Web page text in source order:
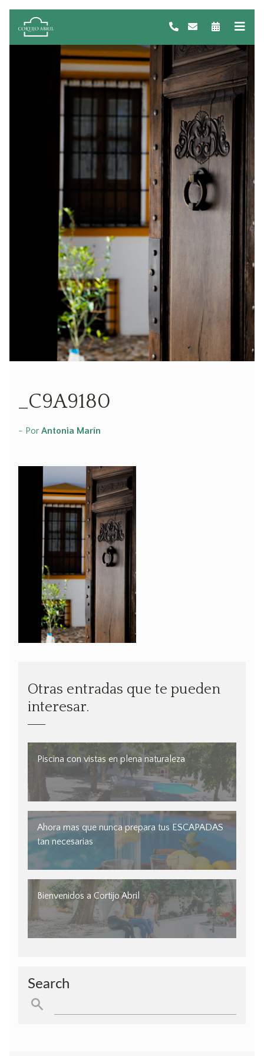
_C9A9180
- Por Antonia Marín
Otras entradas que te pueden
interesar.
Piscina con vistas en plena naturaleza
Ahora mas que nunca prepara tus ESCAPADAS
tan necesarias
Bienvenidos a Cortijo Abril
Search